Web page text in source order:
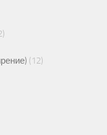
(12)